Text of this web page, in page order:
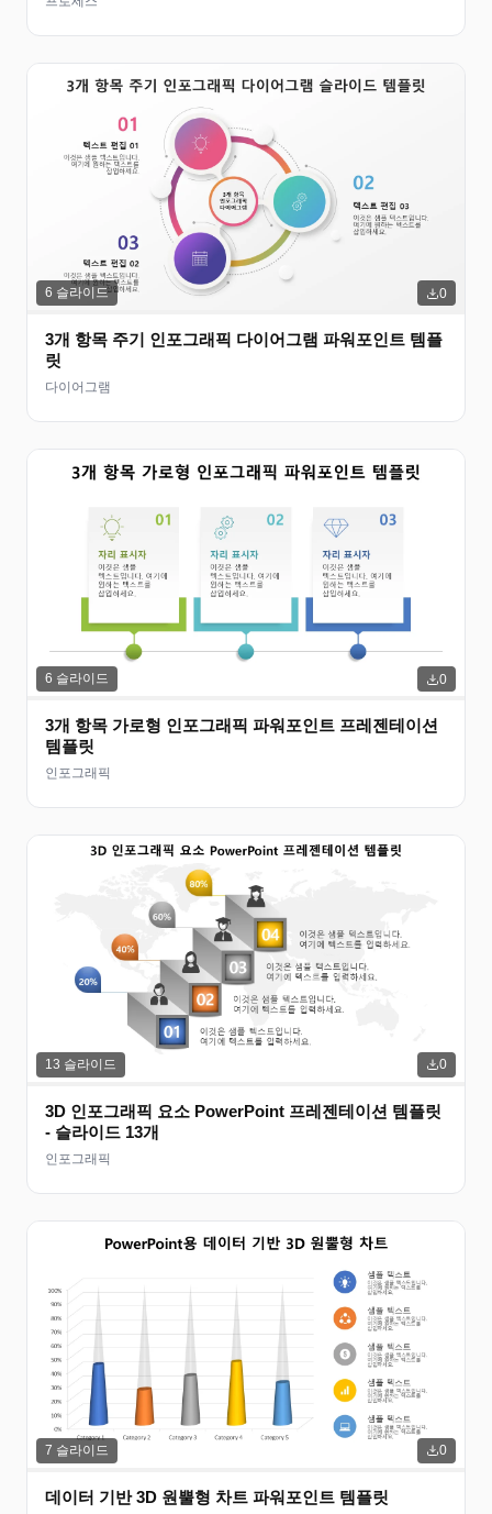
6 슬라이드 0
3개 항목 주기 인포그래픽 다이어그램 파워포인트 템플
릿
다이어그램
6 슬라이드 0
3개 항목 가로형 인포그래픽 파워포인트 프레젠테이션
템플릿
인포그래픽
13 슬라이드 0
3D 인포그래픽 요소 PowerPoint 프레젠테이션 템플릿
- 슬라이드 13개
인포그래픽
7 슬라이드 0
데이터 기반 3D 원뿔형 차트 파워포인트 템플릿